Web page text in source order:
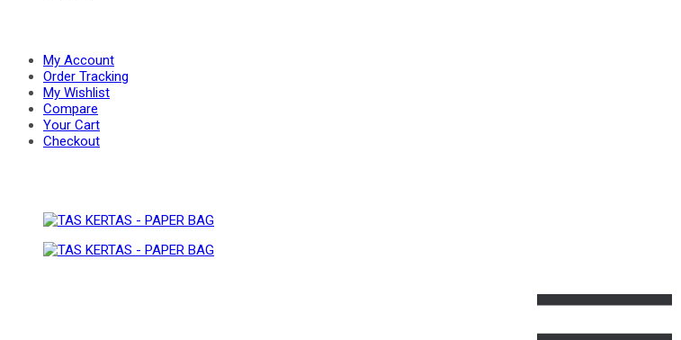
BAG
PAPER
My Account
Order Tracking
My Wishlist
Compare
Your Cart
Checkout